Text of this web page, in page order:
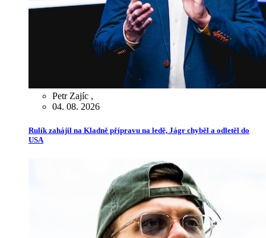
Petr Zajíc ,
04. 08. 2026
Rulík zahájil na Kladně přípravu na ledě, Jágr chyběl a odletěl do
USA